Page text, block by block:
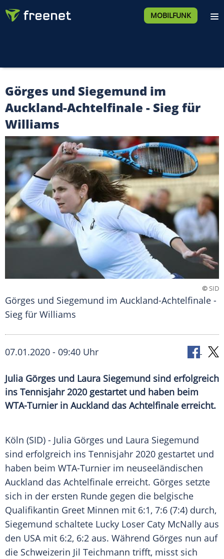
MOBILFUNK
Görges und Siegemund im
Auckland-Achtelfinale - Sieg für
Williams
©SID
Görges und Siegemund im Auckland-Achtelfinale -
Sieg für Williams
07.01.2020 - 09:40 Uhr
Julia Görges und Laura Siegemund sind erfolgreich
ins Tennisjahr 2020 gestartet und haben beim
WTA-Turnier in Auckland das Achtelfinale erreicht.
Köln (SID) - Julia Görges und Laura Siegemund
sind erfolgreich ins Tennisjahr 2020 gestartet und
haben beim WTA-Turnier im neuseeländischen
Auckland das Achtelfinale erreicht. Görges setzte
sich in der ersten Runde gegen die belgische
Qualifikantin Greet Minnen mit 6:1, 7:6 (7:4) durch,
Siegemund schaltete Lucky Loser Caty McNally aus
den USA mit 6:2, 6:2 aus. Während Görges nun auf
die Schweizerin Jil Teichmann trifft, misst sich